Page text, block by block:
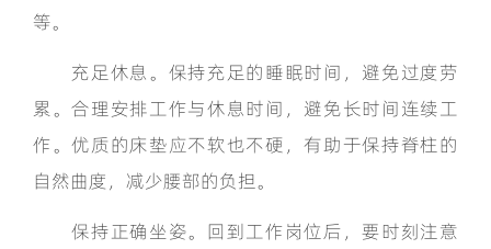
等。
充足休息。保持充足的睡眠时间，避免过度劳
累。合理安排工作与休息时间，避免长时间连续工
作。优质的床垫应不软也不硬，有助于保持脊柱的
自然曲度，减少腰部的负担。
保持正确坐姿。回到工作岗位后，要时刻注意